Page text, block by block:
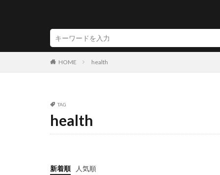
HOME health
TAG
health
新着順 人気順